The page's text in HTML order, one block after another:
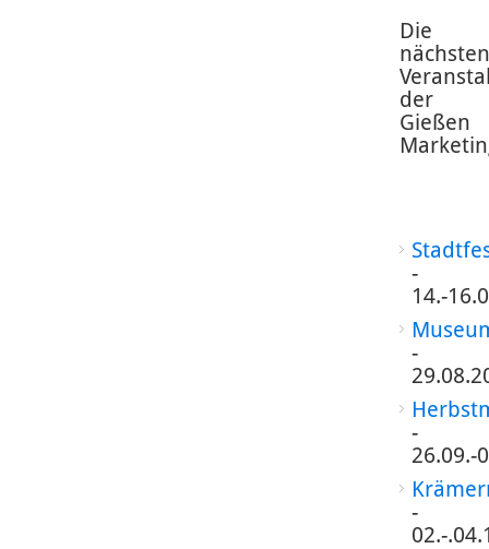
Die
nächsten
der
Gießen
-
14.-
-
-
26.09.-
-
02.-